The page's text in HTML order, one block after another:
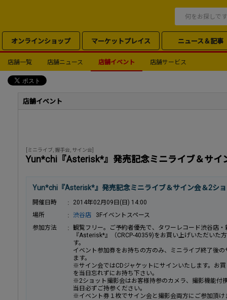
オンラインショップ マーケットプレイス ニュース＆記事
店舗一覧 店舗ニュース 店舗イベント 店舗サービス
店舗イベント
[ミニライブ, 握手会, サイン会]
Yun*chi『Asterisk*』発売記念ミニライブ＆サイ
Yun*chi『Asterisk*』発売記念ミニライブ＆サイン会＆2シ
開催日時
2014年02月09日(日) 14:00
場所
渋谷店
3Fイベントスペース
参加方法
観覧フリー。ご予約者優先で、タワーレコード渋谷店
『Asterisk*』（CRCP-40359)をお買い上げいただいた
す。
イベント参加券をお持ちの方のみ、ミニライブ終了後
ます。
※サイン会ではCDジャケットにサインいたします。お
を当日忘れずにお持ち下さい。
※2ショット撮影会はお客様持参のカメラ、撮影機能付
当日必ずご持参ください。
※イベント券１枚でサイン会と撮影会両方にご参加頂け